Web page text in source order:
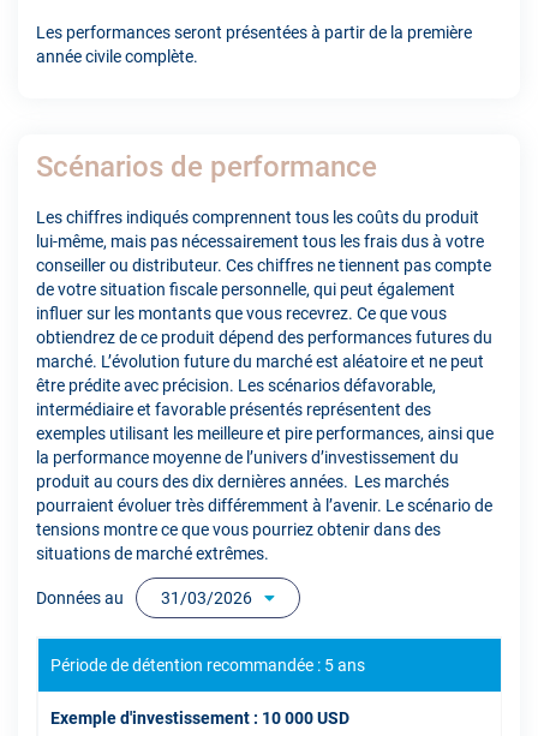
Les performances seront présentées à partir de la première
année civile complète.
Scénarios de performance
Les chiffres indiqués comprennent tous les coûts du produit
lui-même, mais pas nécessairement tous les frais dus à votre
conseiller ou distributeur. Ces chiffres ne tiennent pas compte
de votre situation fiscale personnelle, qui peut également
influer sur les montants que vous recevrez. Ce que vous
obtiendrez de ce produit dépend des performances futures du
marché. L’évolution future du marché est aléatoire et ne peut
être prédite avec précision. Les scénarios défavorable,
intermédiaire et favorable présentés représentent des
exemples utilisant les meilleure et pire performances, ainsi que
la performance moyenne de l’univers d’investissement du
produit au cours des dix dernières années. Les marchés
pourraient évoluer très différemment à l’avenir. Le scénario de
tensions montre ce que vous pourriez obtenir dans des
situations de marché extrêmes.
Données au 31/03/2026
Période de détention recommandée : 5 ans
Exemple d'investissement : 10 000 USD